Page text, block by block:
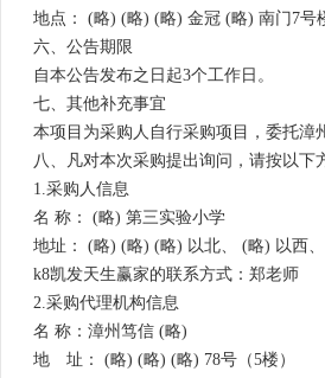
地点： (略) (略) (略) 金冠 (略) 南门7号
六、公告期限
自本公告发布之日起3个工作日。
七、其他补充事宜
本项目为采购人自行采购项目，委托漳
八、凡对本次采购提出询问，请按以下
1.采购人信息
名 称： (略) 第三实验小学
地址： (略) (略) (略) 以北、
k8凯发天生赢家的联系方式
2.采购代理机构信息
名 称：漳州笃信
地 址： (略) (略) (略)